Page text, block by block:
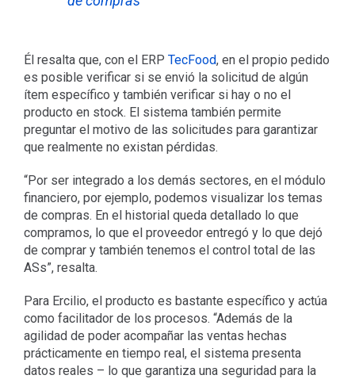
Él resalta que, con el ERP TecFood, en el propio pedido
es posible verificar si se envió la solicitud de algún
ítem específico y también verificar si hay o no el
producto en stock. El sistema también permite
preguntar el motivo de las solicitudes para garantizar
que realmente no existan pérdidas.
“Por ser integrado a los demás sectores, en el módulo
financiero, por ejemplo, podemos visualizar los temas
de compras. En el historial queda detallado lo que
compramos, lo que el proveedor entregó y lo que dejó
de comprar y también tenemos el control total de las
ASs”, resalta.
Para Ercilio, el producto es bastante específico y actúa
como facilitador de los procesos. “Además de la
agilidad de poder acompañar las ventas hechas
prácticamente en tiempo real, el sistema presenta
datos reales – lo que garantiza una seguridad para la